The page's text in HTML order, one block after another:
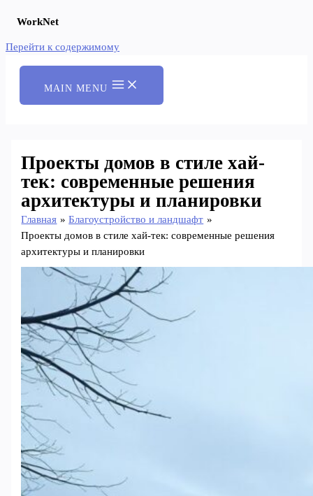
WorkNet
Перейти к содержимому
MAIN MENU
Проекты домов в стиле хай-
тек: современные решения
архитектуры и планировки
Главная
Благоустройство и ландшафт
Проекты домов в стиле хай-тек: современные решения
архитектуры и планировки